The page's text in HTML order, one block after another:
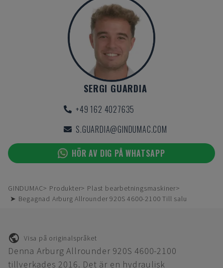
SERGI GUARDIA
+49 162 4027635
S.GUARDIA@GINDUMAC.COM
HÖR AV DIG PÅ WHATSAPP
GINDUMAC Produkter
Plast bearbetningsmaskiner
➤ Begagnad Arburg Allrounder 920S 4600-2100 Till salu
Visa på originalspråket
Denna Arburg Allrounder 920S 4600-2100
tillverkades 2016. Det är en hydraulisk